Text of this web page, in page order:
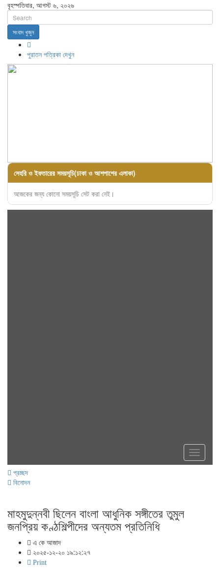
বৃহস্পতিবার, আগস্ট ৬, ২০২৬
সংবাদ খুজুন
পুরাতন পত্রিকা দেখুন
সেহরি ও ইফতারের সময়সূচি(ঢাকা ও আশপাশের এলাকা)
আজকের জন্য কোনো সময়সূচি সেট করা নেই।
Toggle
প্রচ্ছদ
বিনোদন
মাহমুদুন্নবী ছিলেন বাংলা আধুনিক সঙ্গীতের তুমুল
জনপ্রিয় কণ্ঠশিল্পীদের অন্যতম প্রতিনিধি
এ কে আজাদ
২০২৫-১২-২০ ১৯:১২:২৭
Print